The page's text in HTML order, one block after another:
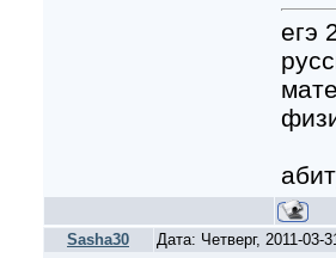
егэ
Sasha30 Дата: Четверг, 2011-